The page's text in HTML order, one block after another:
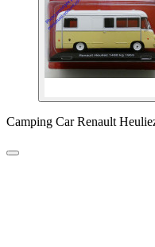
Camping Car Renault